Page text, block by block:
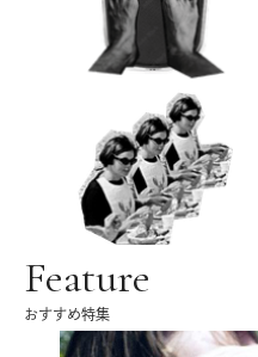
Feature
おすすめ特集